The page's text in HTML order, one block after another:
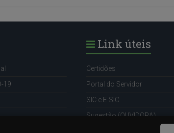
19
Link úteis
Certidões
Portal do Servidor
SIC e E-SIC
Sugestão (OUVIDORA)